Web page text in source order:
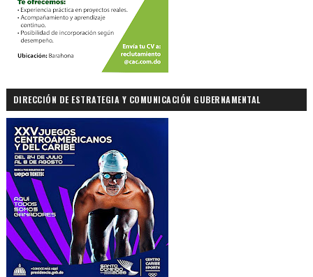
DIRECCIÓN DE ESTRATEGIA Y COMUNICACIÓN GUBERNAMENTAL